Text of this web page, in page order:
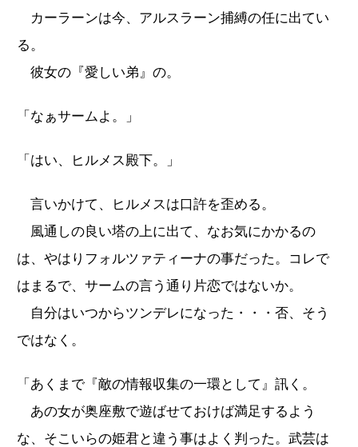
カーラーンは今、アルスラーン捕縛の任に出てい
る。
彼女の『愛しい弟』の。
「なぁサームよ。」
「はい、ヒルメス殿下。」
言いかけて、ヒルメスは口許を歪める。
風通しの良い塔の上に出て、なお気にかかるの
は、やはりフォルツァティーナの事だった。コレで
はまるで、サームの言う通り片恋ではないか。
自分はいつからツンデレになった・・・否、そう
ではなく。
「あくまで『敵の情報収集の一環として』訊く。
あの女が奥座敷で遊ばせておけば満足するよう
な、そこいらの姫君と違う事はよく判った。武芸は